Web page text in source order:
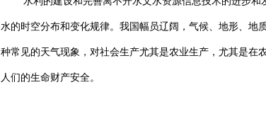
水的时空分布和变化规律。我国幅员辽阔，气候、地形、地
种常见的天气现象，对社会生产尤其是农业生产，尤其是在
人们的生命财产安全。